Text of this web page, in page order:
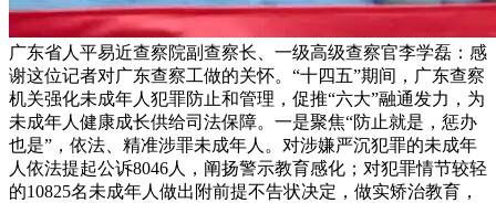
广东省人平易近查察院副查察长、一级高级查察官李学磊：感
谢这位记者对广东查察工做的关怀。“十四五”期间，广东查察
机关强化未成年人犯罪防止和管理，促推“六大”融通发力，为
未成年人健康成长供给司法保障。一是聚焦“防止就是，惩办
也是”，依法、精准涉罪未成年人。对涉嫌严沉犯罪的未成年
人依法提起公诉8046人，阐扬警示教育感化；对犯罪情节较轻
的10825名未成年人做出附前提不告状决定，做实矫治教育，